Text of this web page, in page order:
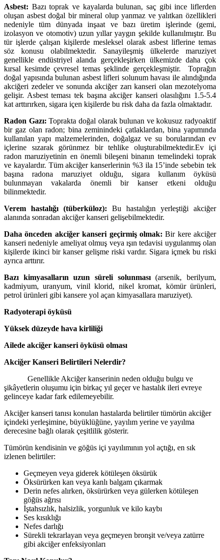
Asbest: Bazı toprak ve kayalarda bulunan, saç gibi ince liflerden
oluşan asbest doğal bir mineral olup yanmaz ve yalıtkan özellikleri
nedeniyle tüm dünyada inşaat ve bazı üretim işlerinde (gemi,
izolasyon ve otomotiv) uzun yıllar yaygın şekilde kullanılmıştır. Bu
tür işlerde çalışan kişilerde mesleksel olarak asbest liflerine temas
söz konusu olabilmektedir. Sanayileşmiş ülkelerde maruziyet
genellikle endüstriyel alanda gerçekleşirken ülkemizde daha çok
kırsal kesimde çevresel temas şeklinde gerçekleşmiştir. Toprağın
doğal yapısında bulunan asbest lifleri solunum havası ile alındığında
akciğeri zedeler ve sonunda akciğer zarı kanseri olan mezotelyoma
gelişir. Asbest teması tek başına akciğer kanseri olasılığını 1.5-5.4
kat arttırırken, sigara içen kişilerde bu risk daha da fazla olmaktadır.
Radon Gazı: Toprakta doğal olarak bulunan ve kokusuz radyoaktif
bir gaz olan radon; bina zeminindeki çatlaklardan, bina yapımında
kullanılan yapı malzemelerinden, doğalgaz ve su borularından ev
içlerine sızarak görünmez bir tehlike oluşturabilmektedir.Ev içi
radon maruziyetinin en önemli bileşeni binanın temelindeki toprak
ve kayalardır. Tüm akciğer kanserlerinin %3 ila 15’inde sebebin tek
başına radona maruziyet olduğu, sigara kullanım öyküsü
bulunmayan vakalarda önemli bir kanser etkeni olduğu
bilinmektedir.
Verem hastalığı (tüberküloz): Bu hastalığın yerleştiği akciğer
alanında sonradan akciğer kanseri gelişebilmektedir.
Daha önceden akciğer kanseri geçirmiş olmak: Bir kere akciğer
kanseri nedeniyle ameliyat olmuş veya ışın tedavisi uygulanmış olan
kişilerde ikinci bir kanser gelişme riski vardır. Sigara içmek bu riski
ayrıca arttırır.
Bazı kimyasalların uzun süreli solunması(arsenik, berilyum,
kadmiyum, uranyum, vinil klorid, nikel kromat, kömür ürünleri,
petrol ürünleri gibi kansere yol açan kimyasallara maruziyet).
Radyoterapi öyküsü
Yüksek düzeyde hava kirliliği
Ailede akciğer kanseri öyküsü olması
Akciğer Kanseri Belirtileri Nelerdir?
Genellikle Akciğer kanserinin neden olduğu bulgu ve
şikâyetlerin oluşumu için birkaç yıl geçer ve hastalık ileri evreye
gelinceye kadar fark edilemeyebilir.
Akciğer kanseri tanısı konulan hastalarda belirtiler tümörün akciğer
içindeki yerleşimine, büyüklüğüne, yayılım yerine ve yayılma
derecesine bağlı olarak çeşitlilik gösterir.
Tümörün kendisinin ve göğüs içi yayılımının yol açtığı, en sık
izlenen belirtiler:
Geçmeyen veya giderek kötüleşen öksürük
Öksürürken kan veya kanlı balgam çıkarmak
Derin nefes alırken, öksürürken veya gülerken kötüleşen
göğüs ağrısı
İştahsızlık, halsizlik, yorgunluk ve kilo kaybı
Ses kısıklığı
Nefes darlığı
Sürekli tekrarlayan veya geçmeyen bronşit ve/veya zatürre
gibi akciğer enfeksiyonları